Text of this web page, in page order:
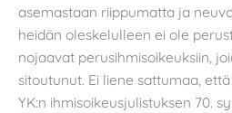
asemastaan riippumatta ja
heidän oleskelulleen ei ole
nojaavat perusihmisoikeuksiin,
sitoutunut. Ei liene sattumaa,
YK:n ihmisoikeusjulistuksen 70.